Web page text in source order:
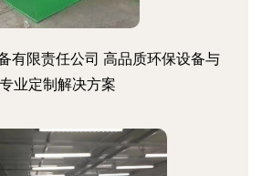
有限责任公司 高品质环保设备与
专业定制解决方案